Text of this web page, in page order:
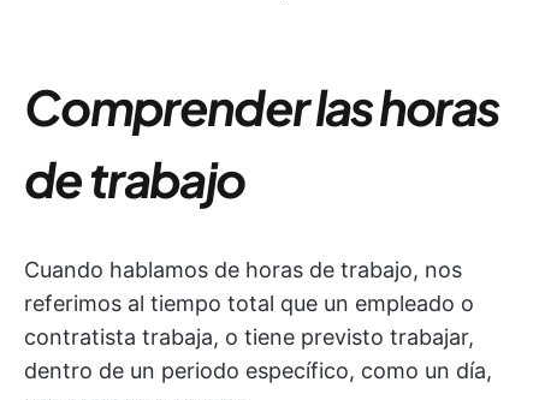
Comprender las horas
de trabajo
Cuando hablamos de horas de trabajo, nos
referimos al tiempo total que un empleado o
contratista trabaja, o tiene previsto trabajar,
dentro de un periodo específico, como un día,